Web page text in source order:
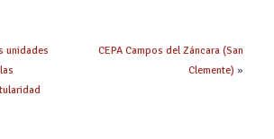
unidades
CEPA Campos del Záncara (San
Clemente) »